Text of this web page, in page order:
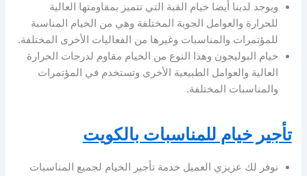
ويوجد لدينا أيضا خيام القبة التي تتميز بمقاومتها العالية
للحرارة والعوامل الجوية المختلفة وهي من الخيام المناسبة
للمؤتمرات والمناسبات وغيرها من الفعاليات الأخرى المختلفة.
خيام البوليجون وهذا النوع من الخيام مقاوم لدرجات الحرارة
العالية والعوامل الطبيعية الأخرى وتستخدم في المؤتمرات
والمناسبات المختلفة.
تأجير خيام للمناسبات بالكويت
نوفر لك عزيزي العميل خدمة تأجير الخيام لجميع المناسبات